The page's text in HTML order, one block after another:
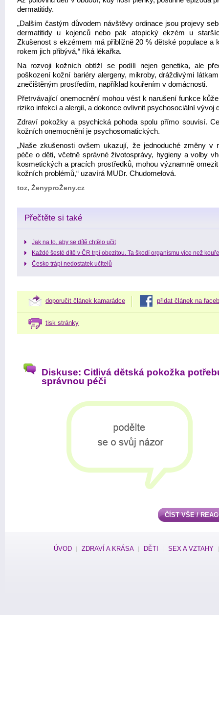
dermatitidy.
„Dalším častým důvodem návštěvy ordinace jsou projevy
dermatitidy u kojenců nebo pak atopický ekzém u
Zkušenost s ekzémem má přibližně 20 % dětské populace a
rokem jich přibývá,“ říká lékařka.
Na rozvoji kožních obtíží se podílí nejen genetika, ale
poškození kožní bariéry alergeny, mikroby, dráždivými
znečištěným prostředím, například kouřením v domácnosti.
Přetrvávající onemocnění mohou vést k narušení funkce
riziko infekcí a alergií, a dokonce ovlivnit psychosociální vývoj
Zdraví pokožky a psychická pohoda spolu přímo souvisí.
kožních onemocnění je psychosomatických.
„Naše zkušenosti ovšem ukazují, že jednoduché změny v
péče o děti, včetně správné životosprávy, hygieny a volby
kosmetických a pracích prostředků, mohou významně
kožních problémů,“ uzavírá MUDr. Chudomelová.
toz, ŽenyproŽeny.cz
Přečtěte si také
Jak na to, aby se dítě chtělo učit
Každé šesté dítě v ČR trpí obezitou. Ta škodí organismu více než
Česko trápí nedostatek učitelů
doporučit článek kamarádce přidat článek na
tisk stránky
Diskuse: Citlivá dětská pokožka
správnou péči
ČÍST VŠE /
ÚVOD ZDRAVÍ A KRÁSA DĚTI SEX A VZTAHY